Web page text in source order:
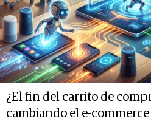
¿El fin del carrito de
cambiando el e-commerce